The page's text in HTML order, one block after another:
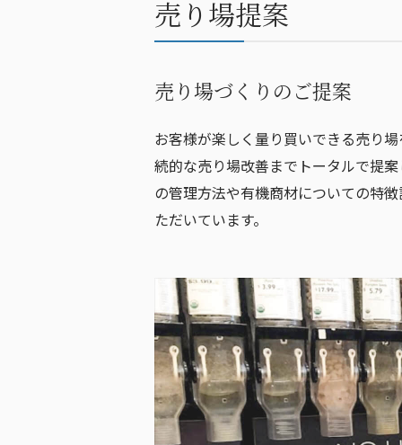
売り場提案
売り場づくりのご提案
お客様が楽しく量り買いできる売り
続的な売り場改善までトータルで提
の管理方法や有機商材についての特
ただいています。